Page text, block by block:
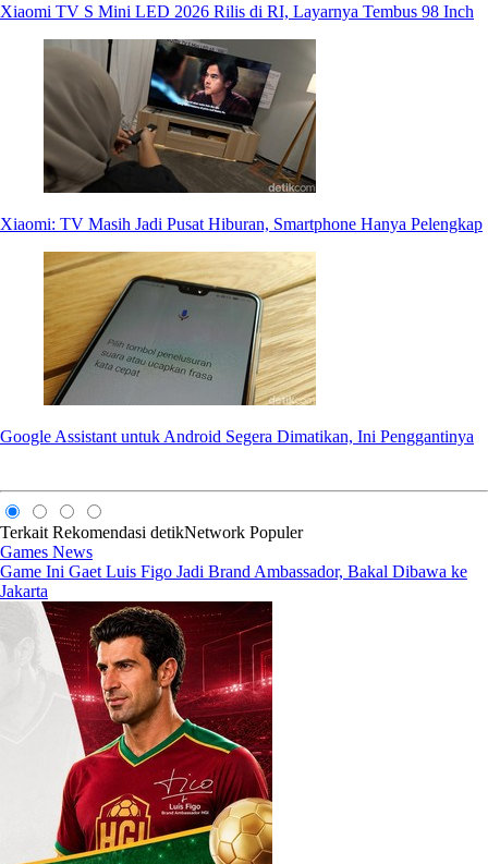
Xiaomi TV S Mini LED 2026 Rilis di RI, Layarnya Tembus 98 Inch
Xiaomi: TV Masih Jadi Pusat Hiburan, Smartphone Hanya Pelengkap
Google Assistant untuk Android Segera Dimatikan, Ini Penggantinya
Terkait Rekomendasi detikNetwork Populer
Games News
Game Ini Gaet Luis Figo Jadi Brand Ambassador, Bakal Dibawa ke
Jakarta